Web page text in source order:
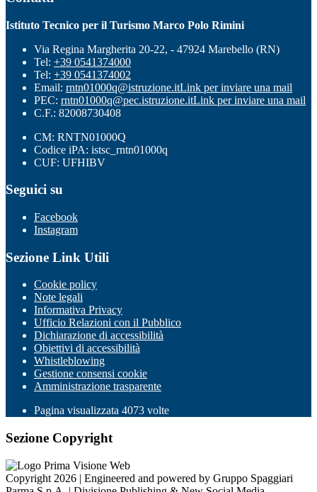
Istituto Tecnico per il Turismo Marco Polo Rimini
Via Regina Margherita 20-22, - 47924 Marebello (RN)
Tel: +39 0541374000
Tel: +39 0541374002
Email: rntn01000q@istruzione.itLink per inviare una mail
PEC: rntn01000q@pec.istruzione.itLink per inviare una mail
C.F.: 82008730408
CM: RNTN01000Q
Codice iPA: istsc_rntn01000q
CUF: UFHIBV
Seguici su
Facebook
Instagram
Sezione Link Utili
Cookie policy
Note legali
Informativa Privacy
Ufficio Relazioni con il Pubblico
Dichiarazione di accessibilità
Obiettivi di accessibilità
Whistleblowing
Gestione consensi cookie
Amministrazione trasparente
Pagina visualizzata 4073 volte
Sezione Copyright
Copyright 2026 | Engineered and powered by Gruppo Spaggiari